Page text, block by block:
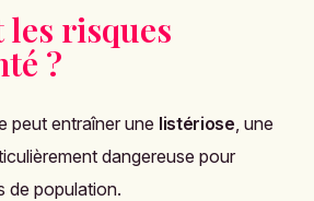
les risques
?
peut entraîner une listériose , une
dangereuse pour
de population.